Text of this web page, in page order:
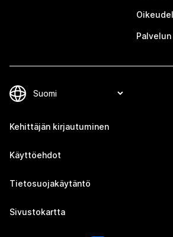
Kehittäjän kirjautuminen
Käyttöehdot
Tietosuojakäytäntö
Sivustokartta